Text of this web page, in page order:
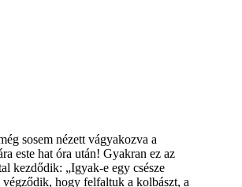
sosem nézett vágyakozva a
este hat óra után! Gyakran ez az
kezdődik: „Igyak-e egy csésze
végződik, hogy felfaltuk a kolbászt, a